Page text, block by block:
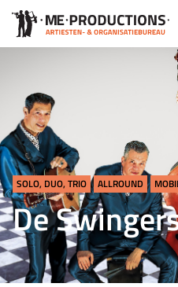
SOLO, DUO, TRIO ALLROUND
De